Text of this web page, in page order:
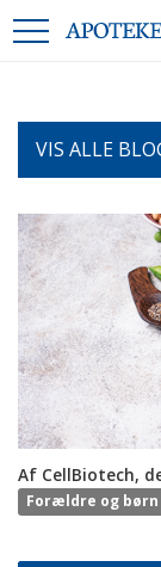
VIS ALLE
Af CellBiotech,
Forældre og børn